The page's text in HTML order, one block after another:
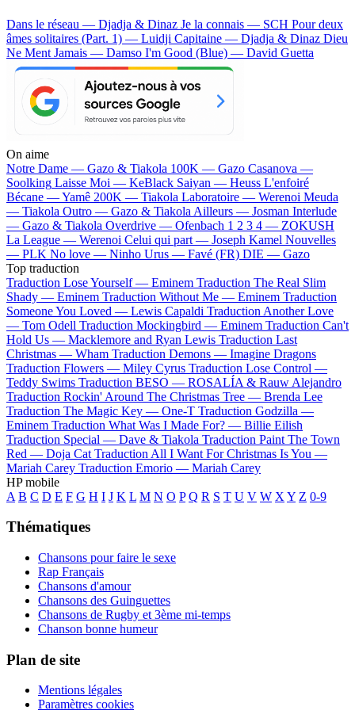
Dans le réseau — Djadja & Dinaz Je la connais — SCH Pour deux
âmes solitaires (Part. 1) — Luidji Capitaine — Djadja & Dinaz Dieu
Ne Ment Jamais — Damso I'm Good (Blue) — David Guetta
On aime
Notre Dame — Gazo & Tiakola 100K — Gazo Casanova —
Soolking Laisse Moi — KeBlack Saiyan — Heuss L'enfoiré
Bécane —Yamê 200K — Tiakola Laboratoire — Werenoi Meuda
— Tiakola Outro — Gazo & Tiakola Ailleurs — Josman Interlude
— Gazo & Tiakola Overdrive — Ofenbach 1 2 3 4 — ZOKUSH
La League — Werenoi Celui qui part — Joseph Kamel Nouvelles
— PLK No love — Ninho Urus — Favé (FR) DIE — Gazo
Top traduction
Traduction Lose Yourself — Eminem Traduction The Real Slim
Shady — Eminem Traduction Without Me — Eminem Traduction
Someone You Loved — Lewis Capaldi Traduction Another Love
— Tom Odell Traduction Mockingbird — Eminem Traduction Can't
Hold Us — Macklemore and Ryan Lewis Traduction Last
Christmas — Wham Traduction Demons — Imagine Dragons
Traduction Flowers — Miley Cyrus Traduction Lose Control —
Teddy Swims Traduction BESO — ROSALÍA & Rauw Alejandro
Traduction Rockin' Around The Christmas Tree — Brenda Lee
Traduction The Magic Key — One-T Traduction Godzilla —
Eminem Traduction What Was I Made For? — Billie Eilish
Traduction Special — Dave & Tiakola Traduction Paint The Town
Red — Doja Cat Traduction All I Want For Christmas Is You —
Mariah Carey Traduction Emorio — Mariah Carey
HP mobile
A B C D E F G H I J K L M N O P Q R S T U V W X Y Z 0-9
Thématiques
Chansons pour faire le sexe
Rap Français
Chansons d'amour
Chansons des Guinguettes
Chansons de Rugby et 3ème mi-temps
Chanson bonne humeur
Plan de site
Mentions légales
Paramètres cookies